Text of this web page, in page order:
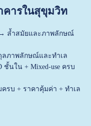
คารในสุขุมวิท
→ ล้ำสมัยและภาพลักษณ์
ลภาพลักษณ์และทำเล
ชั้นใน + Mixed-use ครบ
รบ + ราคาคุ้มค่า + ทำเล